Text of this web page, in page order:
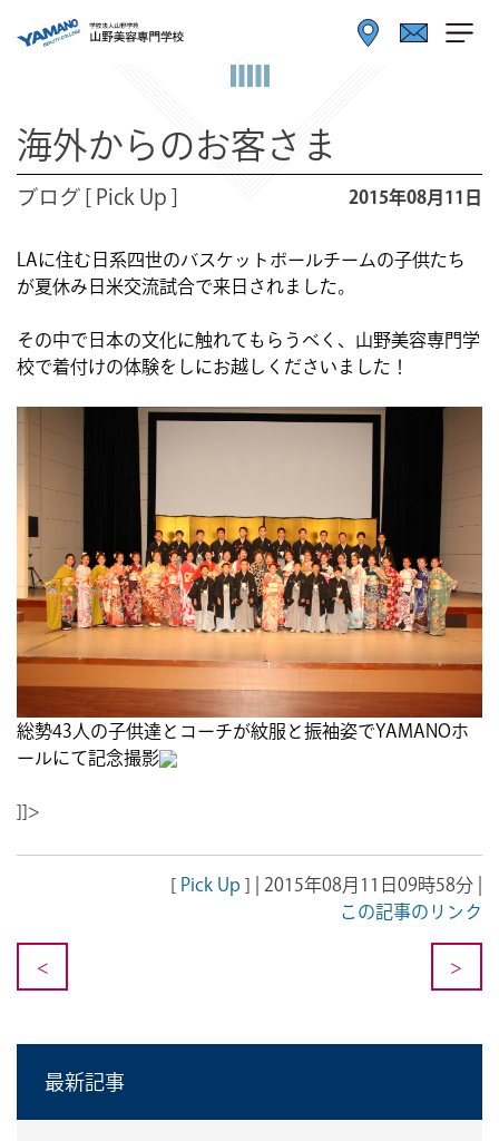
海外からのお客さま
ブログ [ Pick Up ] 2015年08月11日
LAに住む日系四世のバスケットボールチームの子供たち
が夏休み日米交流試合で来日されました。
その中で日本の文化に触れてもらうべく、山野美容専門学
校で着付けの体験をしにお越しくださいました！
総勢43人の子供達とコーチが紋服と振袖姿でYAMANOホ
ールにて記念撮影
]]>
[ Pick Up ] | 2015年08月11日09時58分 |
この記事のリンク
< >
最新記事